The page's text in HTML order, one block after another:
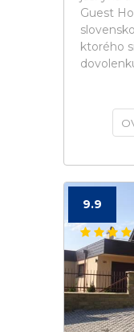
Guest
ktorého
9.9